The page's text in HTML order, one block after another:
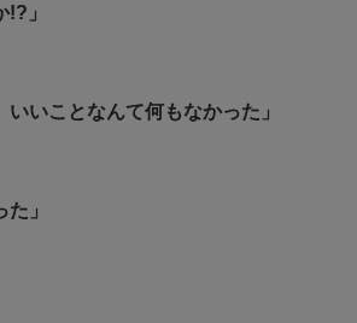
」
いいことなんて何もなかった」
」